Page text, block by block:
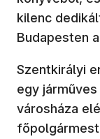
kilenc
Budapesten
Szentkirályi
egy járműves
városháza